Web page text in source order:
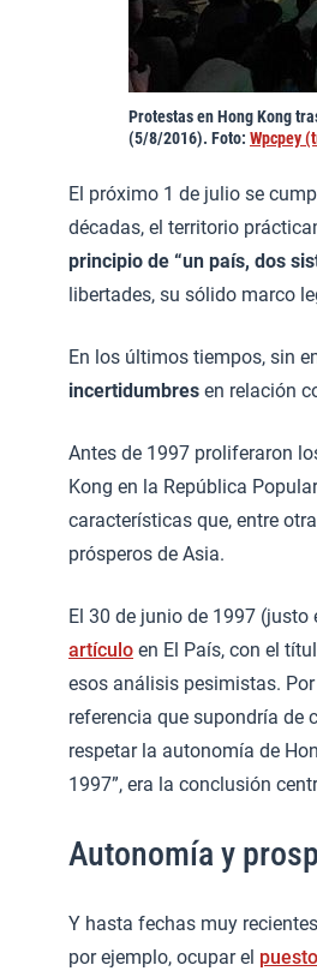
Protestas en Hong Kong
(5/8/2016). Foto: Wpcpey
El próximo 1 de julio se
décadas, el territorio
principio de “un país, dos
libertades, su sólido marco
En los últimos tiempos, sin
incertidumbres en relación
Antes de 1997 proliferaron
Kong en la República
características que, entre
prósperos de Asia.
El 30 de junio de 1997
artículo en El País, con el
esos análisis pesimistas.
referencia que supondría de
respetar la autonomía de
1997”, era la conclusión
Autonomía y
Y hasta fechas muy
por ejemplo, ocupar el